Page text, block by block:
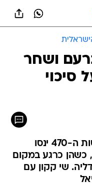
ושחר
סיכוי
אחרי האכזבה בניל פרייד, שייטות ה-470 ינסו
להתקרב לפודיום בשיוטים 5-6, כשהן כרגע במקום
ממדליה. שי קקון עם